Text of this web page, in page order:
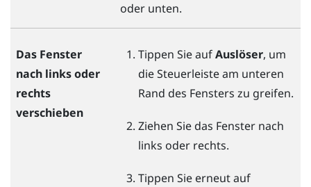
oder unten.
Das Fenster
nach links oder
rechts
verschieben
Tippen Sie aufAuslöser, um
die Steuerleiste am unteren
Rand des Fensters zu greifen.
Ziehen Sie das Fenster nach
links oder rechts.
Tippen Sie erneut auf